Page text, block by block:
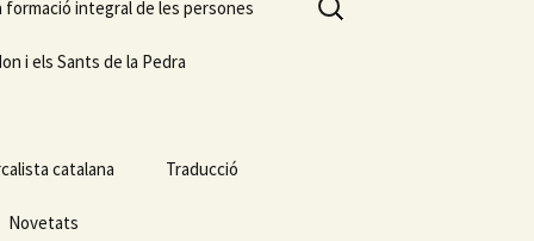
integral de les persones
i els Sants de la Pedra
catalana Traducció
Novetats